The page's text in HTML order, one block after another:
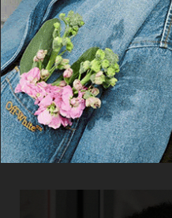
Cerca
Cerca
Facebook
Threads
X